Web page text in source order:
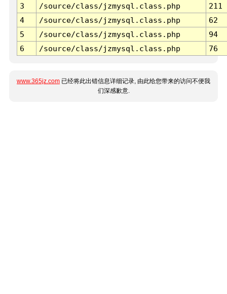
3 /source/class/jzmysql.class.php
211
4
/source/class/jzmysql.class.php
62
5
/source/class/jzmysql.class.php
94
6
/source/class/jzmysql.class.php 76
www.365jz.com 已经将此出错信息详细记录, 由此给您带来的访问不便我
们深感歉意.